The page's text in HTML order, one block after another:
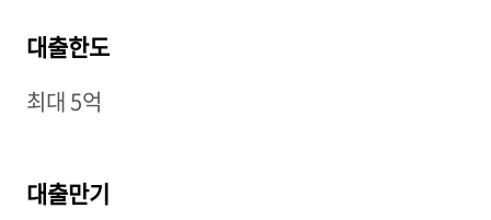
대출한도
최대5억
대출만기